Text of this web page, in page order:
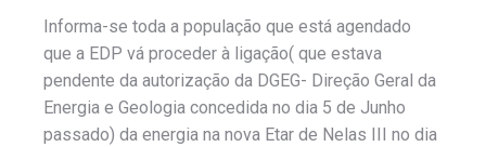
Informa-se toda a população que está agendado
que a EDP vá proceder à ligação( que estava
pendente da autorização da DGEG- Direção Geral da
Energia e Geologia concedida no dia 5 de Junho
passado) da energia na nova Etar de Nelas III no dia